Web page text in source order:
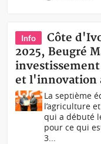
Info
Côte
2025, Beugré
investissement
et l'innovation
La septième
l’agriculture
qui a débuté
pour ce qui
3...